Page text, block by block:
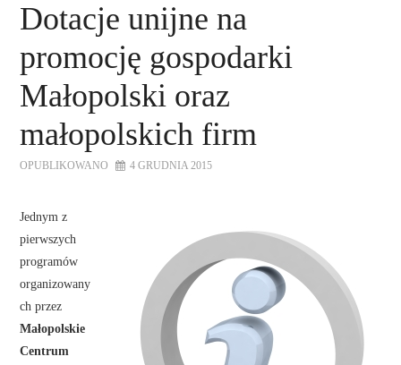
Dotacje unijne na
promocję gospodarki
Małopolski oraz
małopolskich firm
OPUBLIKOWANO 4 GRUDNIA 2015
Jednym z
pierwszych
programów
organizowany
ch przez
Małopolskie
Centrum